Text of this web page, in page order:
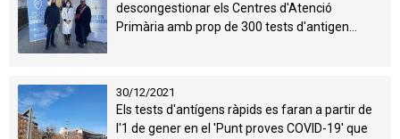
descongestionar els Centres d'Atenció
Primària amb prop de 300 tests d'antigen
30/12/2021
Els tests d'antígens ràpids es faran a partir de
l'1 de gener en el 'Punt proves COVID-19' que